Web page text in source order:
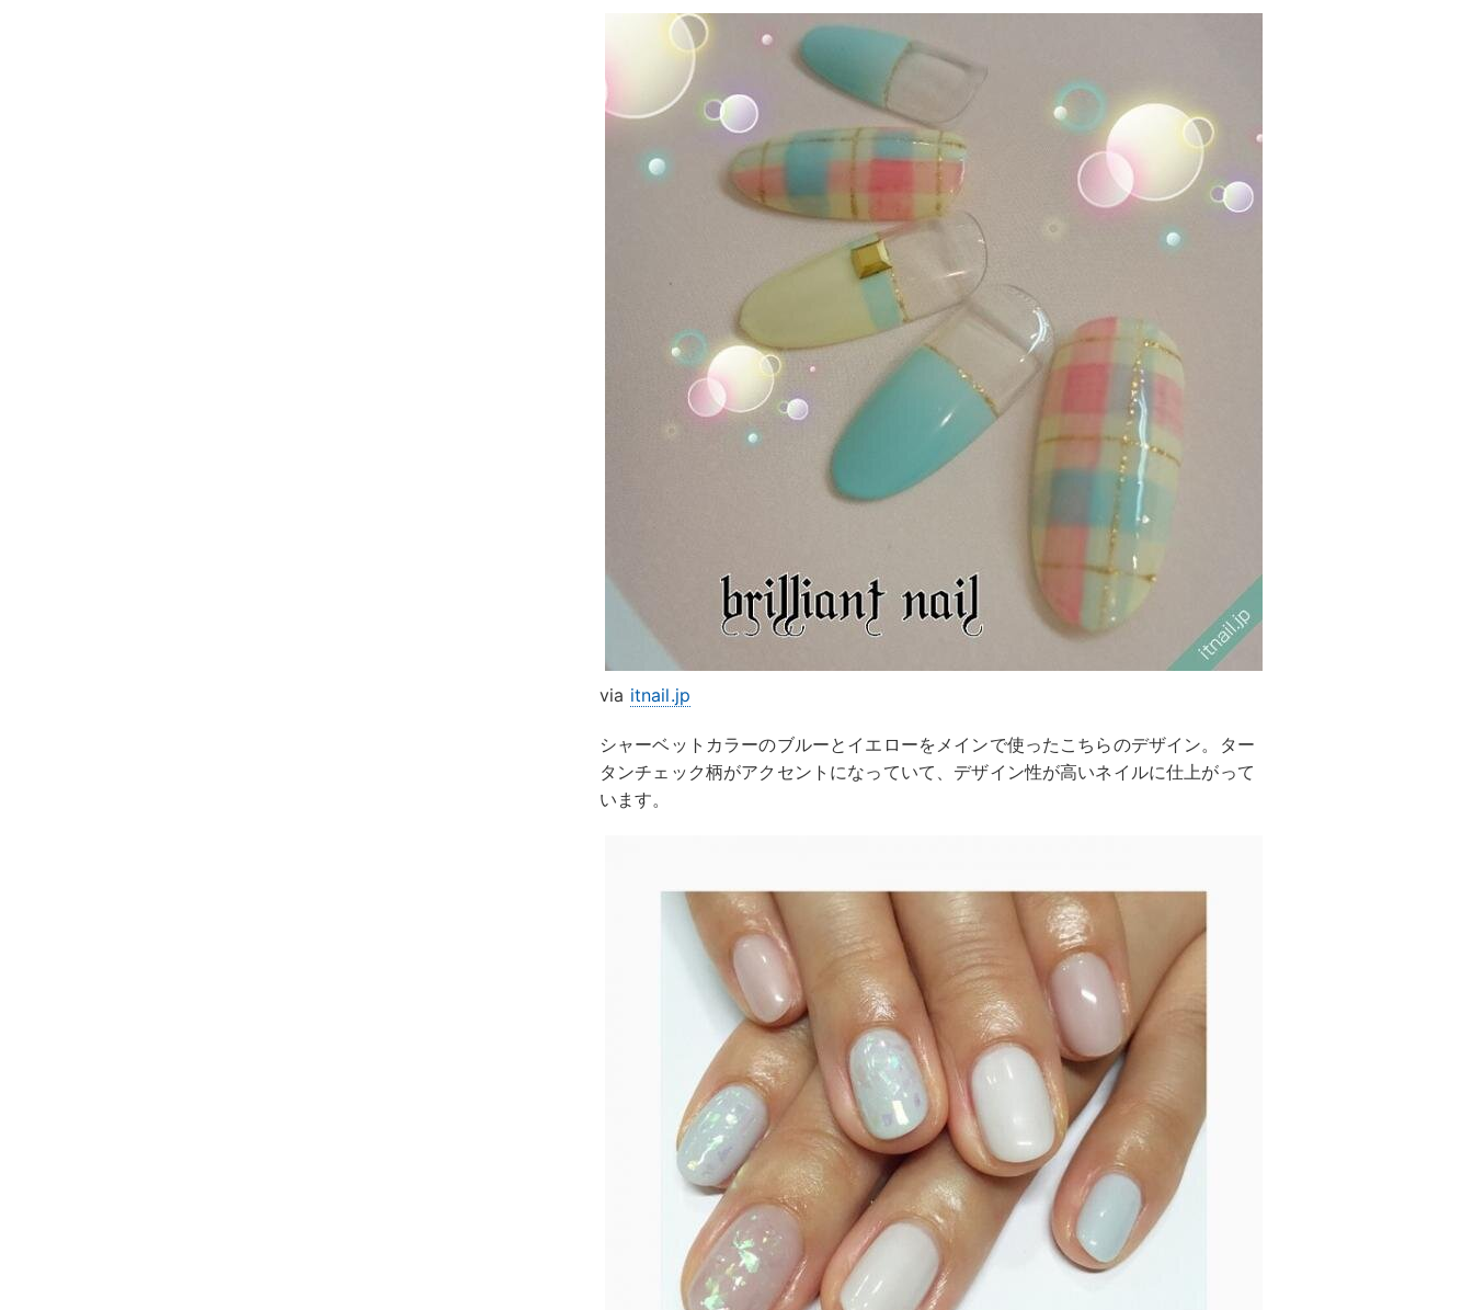
via itnail.jp
シャーベットカラーのブルーとイエローをメインで使ったこちらのデザイン。ター
タンチェック柄がアクセントになっていて、デザイン性が高いネイルに仕上がって
います。